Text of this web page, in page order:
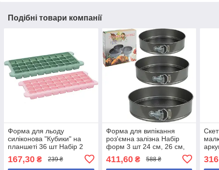
Подібні товари компанії
Форма для льоду
силіконова "Кубики" на
планшеті 36 шт Набір 2
26×11,5×2,3 см
167,30 ₴ 239 ₴
Форма для випікання
роз'ємна залізна Набір
форм 3 шт 24 см, 26 см,
28 см, для приготування
тортів, бісквітів і чізкейків
411,60₴ 588 ₴